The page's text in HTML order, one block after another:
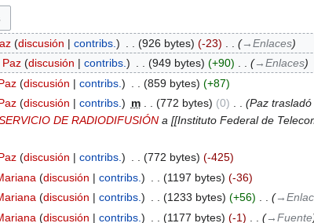
discusión contribs. 926 bytes -23
→‎Enlaces
Paz discusión contribs. 949 bytes +90
→‎Enlaces
discusión contribs. 859 bytes
+87
discusión contribs. m 772 bytes 0 Paz
DE RADIODIFUSIÓN a [[Instituto Federal de
discusión contribs. 772 bytes
-425
discusión contribs. 1197 bytes
-36
discusión contribs. 1233 bytes +56
discusión contribs. 1177 bytes -1
→‎Fuente